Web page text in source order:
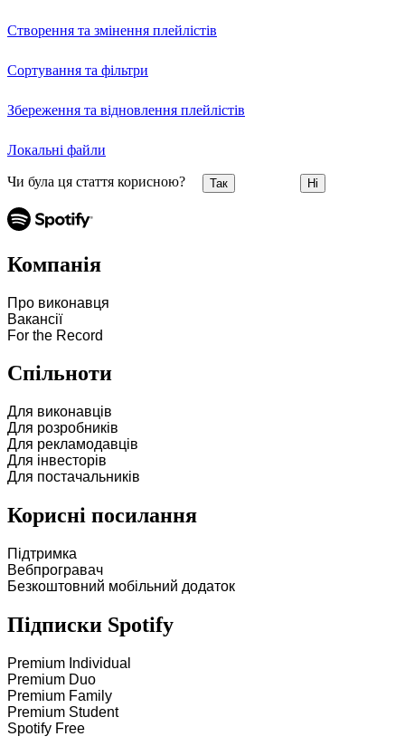
Створення та змінення плейлістів
Сортування та фільтри
Збереження та відновлення плейлістів
Локальні файли
Чи була ця стаття корисною? Так Ні
Компанія
Про виконавця
Вакансії
For the Record
Спільноти
Для виконавців
Для розробників
Для рекламодавців
Для інвесторів
Для постачальників
Корисні посилання
Підтримка
Вебпрогравач
Безкоштовний мобільний додаток
Підписки Spotify
Premium Individual
Premium Duo
Premium Family
Premium Student
Spotify Free